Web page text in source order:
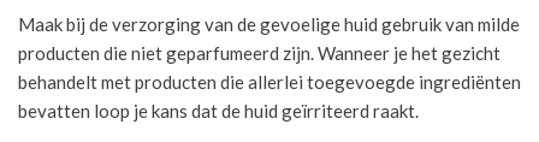
Maak bij de verzorging van de gevoelige huid gebruik van milde
producten die niet geparfumeerd zijn. Wanneer je het gezicht
behandelt met producten die allerlei toegevoegde ingrediënten
bevatten loop je kans dat de huid geïrriteerd raakt.